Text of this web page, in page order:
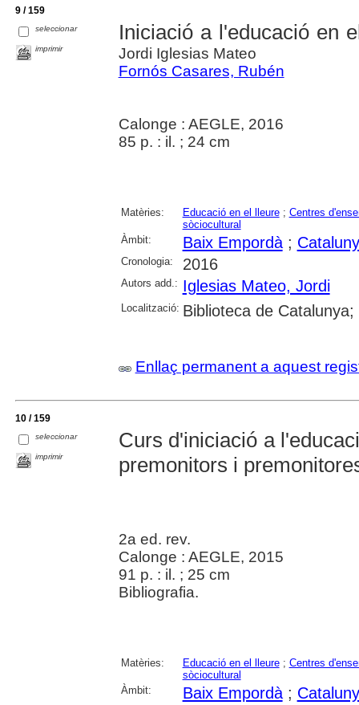
9 / 159
seleccionar
imprimir
Iniciació a l'educació en
Jordi Iglesias Mateo
Fornós Casares, Rubén
Calonge : AEGLE, 2016
85 p. : il. ; 24 cm
Matèries: Educació en el lleure; Centres
sòciocultural
Àmbit:
Baix Empordà;
Cronologia: 2016
Autors add.: Iglesias Mateo, Jordi
Localització: Biblioteca de
Enllaç permanent a aquest
10 / 159
seleccionar
imprimir
Curs d'iniciació a
premonitors i
2a ed. rev.
Calonge : AEGLE, 2015
91 p. : il. ; 25 cm
Bibliografia.
Matèries: Educació en el lleure; Centres
sòciocultural
Àmbit:
Baix Empordà;